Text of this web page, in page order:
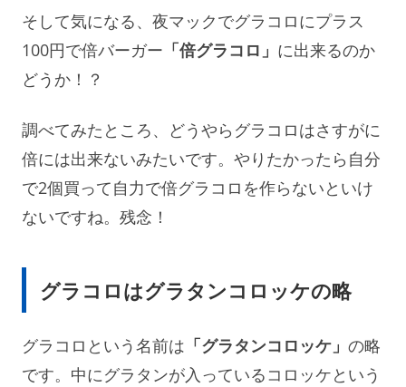
そして気になる、夜マックでグラコロにプラス
100円で倍バーガー 「倍グラコロ」 に出来るのか
どうか！？
調べてみたところ、どうやらグラコロはさすがに
倍には出来ないみたいです。やりたかったら自分
で2個買って自力で倍グラコロを作らないといけ
ないですね。残念！
グラコロはグラタンコロッケの略
グラコロという名前は 「グラタンコロッケ」 の略
です。中にグラタンが入っているコロッケという